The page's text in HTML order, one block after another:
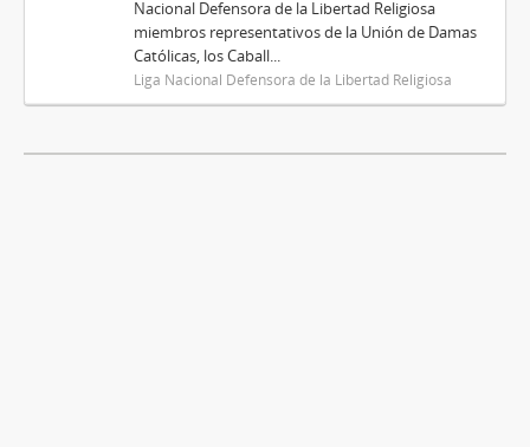
Nacional Defensora de la Libertad Religiosa
miembros representativos de la Unión de Damas
Católicas, los Caball...
Liga Nacional Defensora de la Libertad Religiosa